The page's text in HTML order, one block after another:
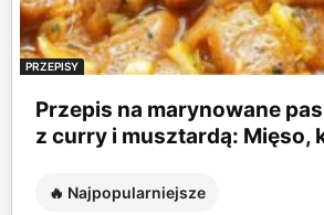
PRZEPISY
Przepis na marynowane
z curry i musztardą: Mięso,
🔥 Najpopularniejsze